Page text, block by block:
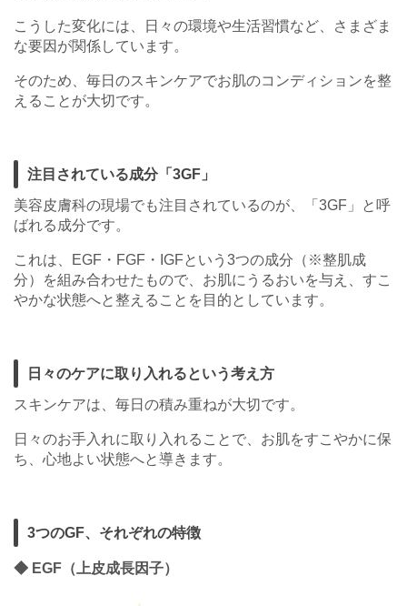
こうした変化には、日々の環境や生活習慣など、さまざま
な要因が関係しています。
そのため、毎日のスキンケアでお肌のコンディションを整
えることが大切です。
注目されている成分「3GF」
美容皮膚科の現場でも注目されているのが、「3GF」と呼
ばれる成分です。
これは、EGF・FGF・IGFという3つの成分（※整肌成
分）を組み合わせたもので、お肌にうるおいを与え、すこ
やかな状態へと整えることを目的としています。
日々のケアに取り入れるという考え方
スキンケアは、毎日の積み重ねが大切です。
日々のお手入れに取り入れることで、お肌をすこやかに保
ち、心地よい状態へと導きます。
3つのGF、それぞれの特徴
◆ EGF（上皮成長因子）